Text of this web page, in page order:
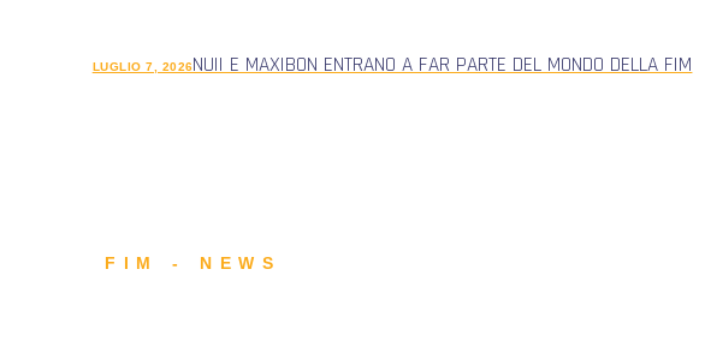
LUGLIO 7, 2026NUII E MAXIBON ENTRANO A FAR PARTE DEL MONDO DELLA FIM
FIM - NEWS